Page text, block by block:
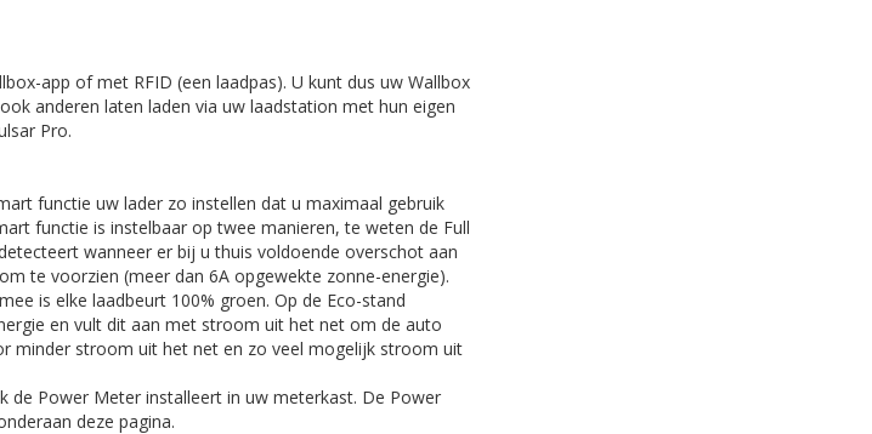
app of met RFID (een laadpas). U kunt dus uw Wallbox
anderen laten laden via uw laadstation met hun eigen
Pro.
functie uw lader zo instellen dat u maximaal gebruik
functie is instelbaar op twee manieren, te weten de Full
wanneer er bij u thuis voldoende overschot aan
te voorzien (meer dan 6A opgewekte zonne-energie).
is elke laadbeurt 100% groen. Op de Eco-stand
en vult dit aan met stroom uit het net om de auto
minder stroom uit het net en zo veel mogelijk stroom uit
de Power Meter installeert in uw meterkast. De Power
deze pagina.